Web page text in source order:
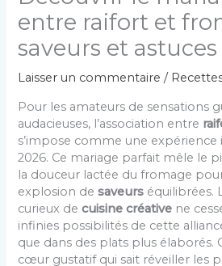
entre raifort et
saveurs et astuces
Laisser un commentaire /
Pour les amateurs de sensations
audacieuses, l’association entre
s’impose comme une
2026. Ce mariage parfait mêle le
la douceur lactée du fromage
explosion desaveurs équilibrées.
curieux decuisine créative ne
infinies possibilités de cette
que dans des plats plus élaborés.
cœur gustatif qui sait réveiller les